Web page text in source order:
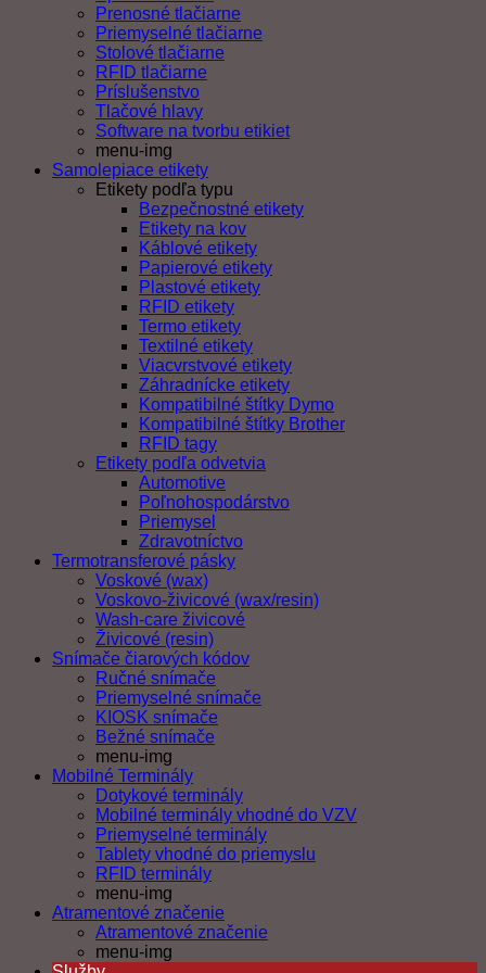
Prenosné tlačiarne
Priemyselné tlačiarne
Stolové tlačiarne
RFID tlačiarne
Príslušenstvo
Tlačové hlavy
Software na tvorbu etikiet
menu-img
Samolepiace etikety
Etikety podľa typu
Bezpečnostné etikety
Etikety na kov
Káblové etikety
Papierové etikety
Plastové etikety
RFID etikety
Termo etikety
Textilné etikety
Viacvrstvové etikety
Záhradnícke etikety
Kompatibilné štítky Dymo
Kompatibilné štítky Brother
RFID tagy
Etikety podľa odvetvia
Automotive
Poľnohospodárstvo
Priemysel
Zdravotníctvo
Termotransferové pásky
Voskové (wax)
Voskovo-živicové (wax/resin)
Wash-care živicové
Živicové (resin)
Snímače čiarových kódov
Ručné snímače
Priemyselné snímače
KIOSK snímače
Bežné snímače
menu-img
Mobilné Terminály
Dotykové terminály
Mobilné terminály vhodné do VZV
Priemyselné terminály
Tablety vhodné do priemyslu
RFID terminály
menu-img
Atramentové značenie
Atramentové značenie
menu-img